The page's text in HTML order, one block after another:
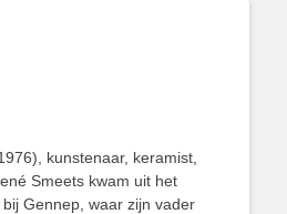
kunstenaar, keramist,
Smeets kwam uit het
Gennep, waar zijn vader